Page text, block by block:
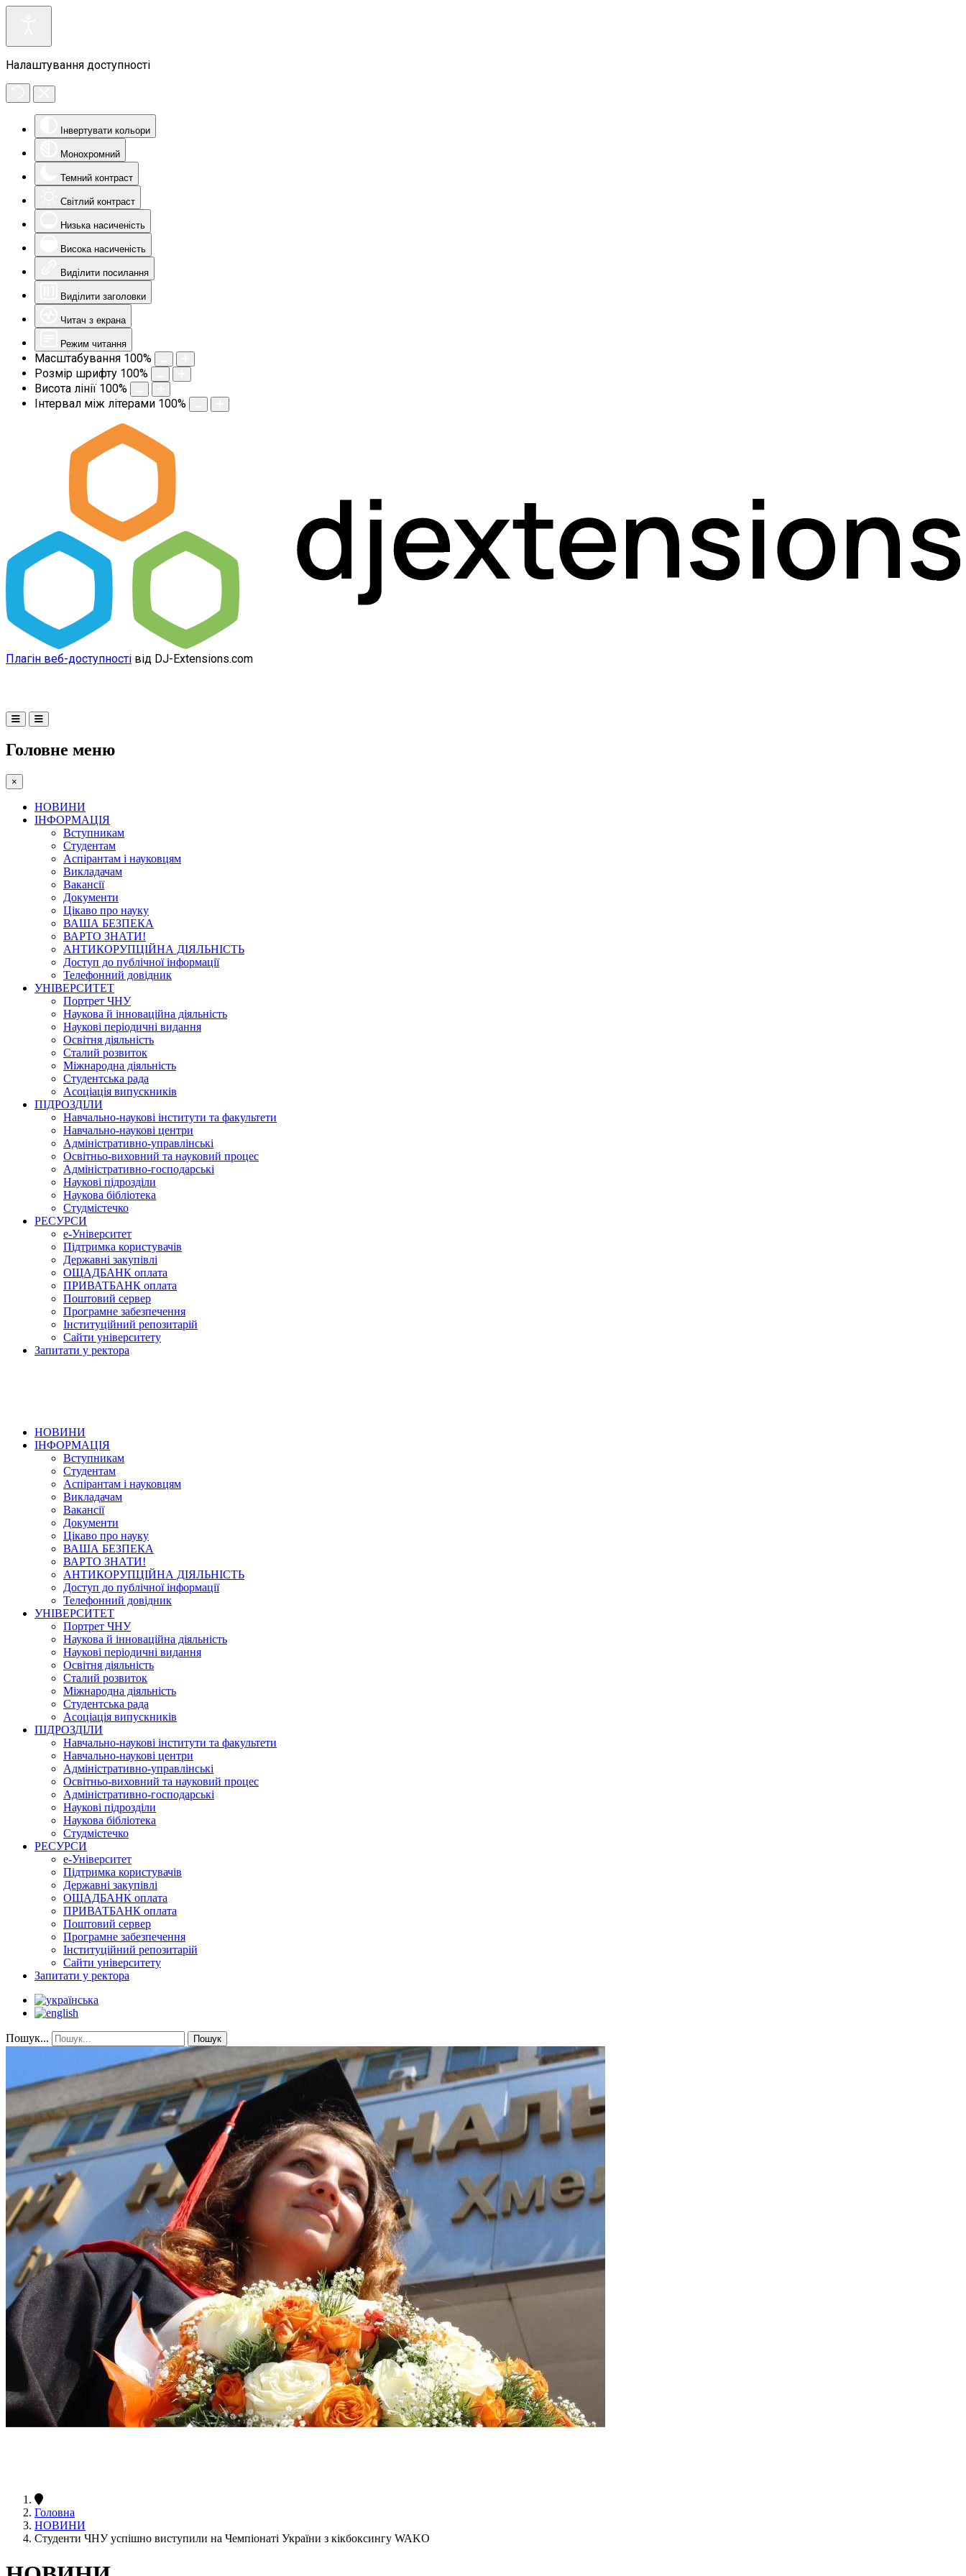
Налаштування доступності
Інвертувати кольори
Монохромний
Темний контраст
Світлий контраст
Низька насиченість
Висока насиченість
Виділити посилання
Виділити заголовки
Читач з екрана
Режим читання
Масштабування 100%
Розмір шрифту 100%
Висота лінії 100%
Інтервал між літерами 100%
Плагін веб-доступності від DJ-Extensions.com
Головне меню
×
НОВИНИ
ІНФОРМАЦІЯ
Вступникам
Студентам
Аспірантам і науковцям
Викладачам
Вакансії
Документи
Цікаво про науку
ВАША БЕЗПЕКА
ВАРТО ЗНАТИ!
АНТИКОРУПЦІЙНА ДІЯЛЬНІСТЬ
Доступ до публічної інформації
Телефонний довідник
УНІВЕРСИТЕТ
Портрет ЧНУ
Наукова й інноваційна діяльність
Наукові періодичні видання
Освітня діяльність
Сталий розвиток
Міжнародна діяльність
Студентська рада
Асоціація випускників
ПІДРОЗДІЛИ
Навчально-наукові інститути та факультети
Навчально-наукові центри
Адміністративно-управлінські
Освітньо-виховний та науковий процес
Адміністративно-господарські
Наукові підрозділи
Наукова бібліотека
Студмістечко
РЕСУРСИ
е-Університет
Підтримка користувачів
Державні закупівлі
ОЩАДБАНК оплата
ПРИВАТБАНК оплата
Поштовий сервер
Програмне забезпечення
Інституційний репозитарій
Сайти університету
Запитати у ректора
НОВИНИ
ІНФОРМАЦІЯ
Вступникам
Студентам
Аспірантам і науковцям
Викладачам
Вакансії
Документи
Цікаво про науку
ВАША БЕЗПЕКА
ВАРТО ЗНАТИ!
АНТИКОРУПЦІЙНА ДІЯЛЬНІСТЬ
Доступ до публічної інформації
Телефонний довідник
УНІВЕРСИТЕТ
Портрет ЧНУ
Наукова й інноваційна діяльність
Наукові періодичні видання
Освітня діяльність
Сталий розвиток
Міжнародна діяльність
Студентська рада
Асоціація випускників
ПІДРОЗДІЛИ
Навчально-наукові інститути та факультети
Навчально-наукові центри
Адміністративно-управлінські
Освітньо-виховний та науковий процес
Адміністративно-господарські
Наукові підрозділи
Наукова бібліотека
Студмістечко
РЕСУРСИ
е-Університет
Підтримка користувачів
Державні закупівлі
ОЩАДБАНК оплата
ПРИВАТБАНК оплата
Поштовий сервер
Програмне забезпечення
Інституційний репозитарій
Сайти університету
Запитати у ректора
Пошук... Пошук
Головна
НОВИНИ
Студенти ЧНУ успішно виступили на Чемпіонаті України з кікбоксингу WAKO